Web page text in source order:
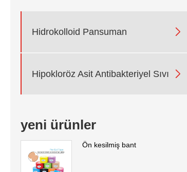
Hidrokolloid Pansuman 
Hipokloröz Asit Antibakteriyel Sıvı 
yeni ürünler
Ön kesilmiş bant